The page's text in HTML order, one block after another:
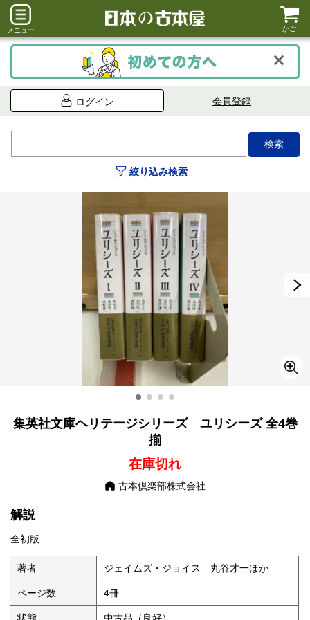
メニュー かご
ログイン 会員登録
絞り込み検索
集英社文庫ヘリテージシリーズ ユリシーズ 全4巻
揃
在庫切れ
古本倶楽部株式会社
解説
全初版
著者 ジェイムズ・ジョイス 丸谷才一ほか
ページ数 4冊